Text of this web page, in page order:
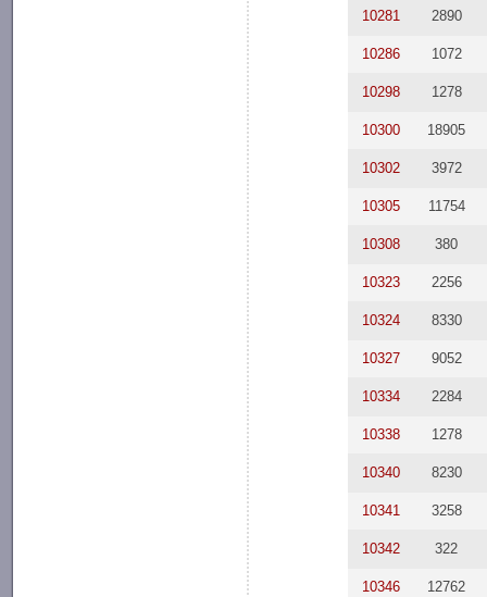
10281 2890
10286 1072
10298 1278
10300 18905
10302 3972
10305 11754
10308 380
10323 2256
10324 8330
10327 9052
10334 2284
10338 1278
10340 8230
10341 3258
10342 322
10346 12762